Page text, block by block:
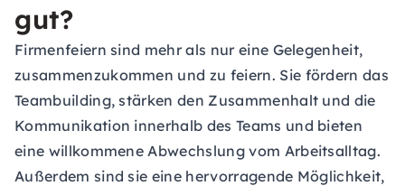
gut?
Firmenfeiern sind mehr als nur eine Gelegenheit,
zusammenzukommen und zu feiern. Sie fördern das
Teambuilding, stärken den Zusammenhalt und die
Kommunikation innerhalb des Teams und bieten
eine willkommene Abwechslung vom Arbeitsalltag.
Außerdem sind sie eine hervorragende Möglichkeit,